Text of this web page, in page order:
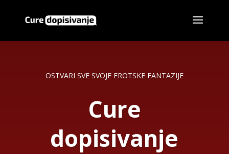
OSTVARI SVE SVOJE EROTSKE FANTAZIJE
Cure
dopisivanje